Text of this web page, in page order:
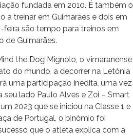
fundada em 2010. É também o
a treinar em Guimarães e dois em
feira são tempo para treinos em
de Guimarães.
the Dog Mignolo, o vimaranense
do mundo, a decorrer na Letónia
uma participação inédita, uma vez
seu lado Paulo Alves e Zoi – Smart
2023 que se iniciou na Classe 1 e
de Portugal, o binómio foi
que o atleta explica com a